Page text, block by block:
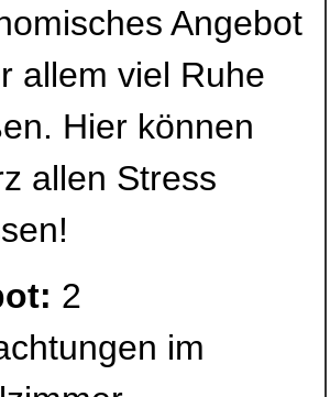
Angebot
allem viel Ruhe
Hier können
allen Stress
2
im